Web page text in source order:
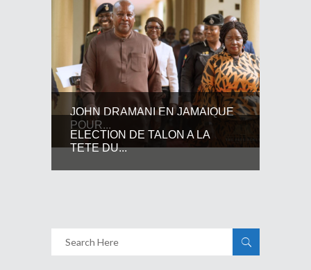
JOHN DRAMANI EN JAMAIQUE
POUR...
ELECTION DE TALON A LA
TETE DU...